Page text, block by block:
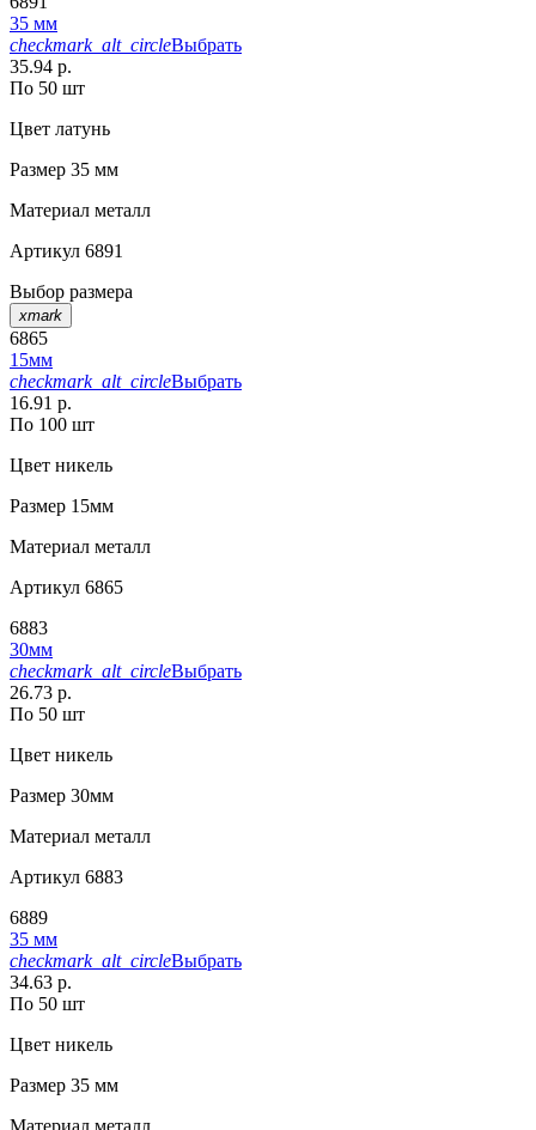
35 мм
checkmark_alt_circleВыбрать
35.94 р.
По 50 шт
Цвет латунь
Размер 35 мм
Материал металл
Артикул 6891
Выбор размера
xmark
6865
15мм
checkmark_alt_circleВыбрать
16.91 р.
По 100 шт
Цвет никель
Размер 15мм
Материал металл
Артикул 6865
6883
30мм
checkmark_alt_circleВыбрать
26.73 р.
По 50 шт
Цвет никель
Размер 30мм
Материал металл
Артикул 6883
6889
35 мм
checkmark_alt_circleВыбрать
34.63 р.
По 50 шт
Цвет никель
Размер 35 мм
Материал металл